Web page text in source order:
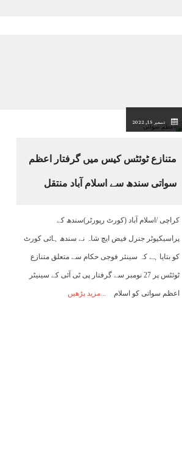
دسمبر 15, 2022
متنازع ٹوئٹس کیس میں گرفتار اعظم
سواتی سندھ سے اسلام آباد منتقل
کراچی /اسلام آباد (کورٹ رپورٹر)سندھ کے
پراسیکیوٹر جنرل فیض ایچ شاہ نے سندھ ہائی کورٹ
کو بتایا ہے کہ سینئر فوجی حکام سے متعلق متنازع
ٹوئٹس پر 27 نومبر سے گرفتار پی ٹی آئی کے سینیٹر
اعظم سواتی کو اسلام مزید پڑھیں